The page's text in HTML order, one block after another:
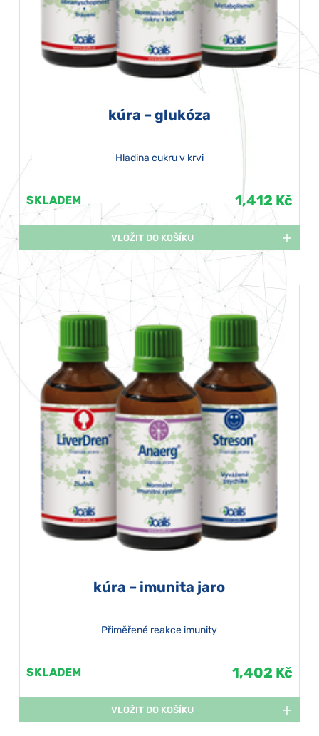
kúra – glukóza
Hladina cukru v krvi
SKLADEM 1,412 Kč
VLOŽIT DO KOŠÍKU
kúra – imunita jaro
Přiměřené reakce imunity
SKLADEM 1,402 Kč
VLOŽIT DO KOŠÍKU